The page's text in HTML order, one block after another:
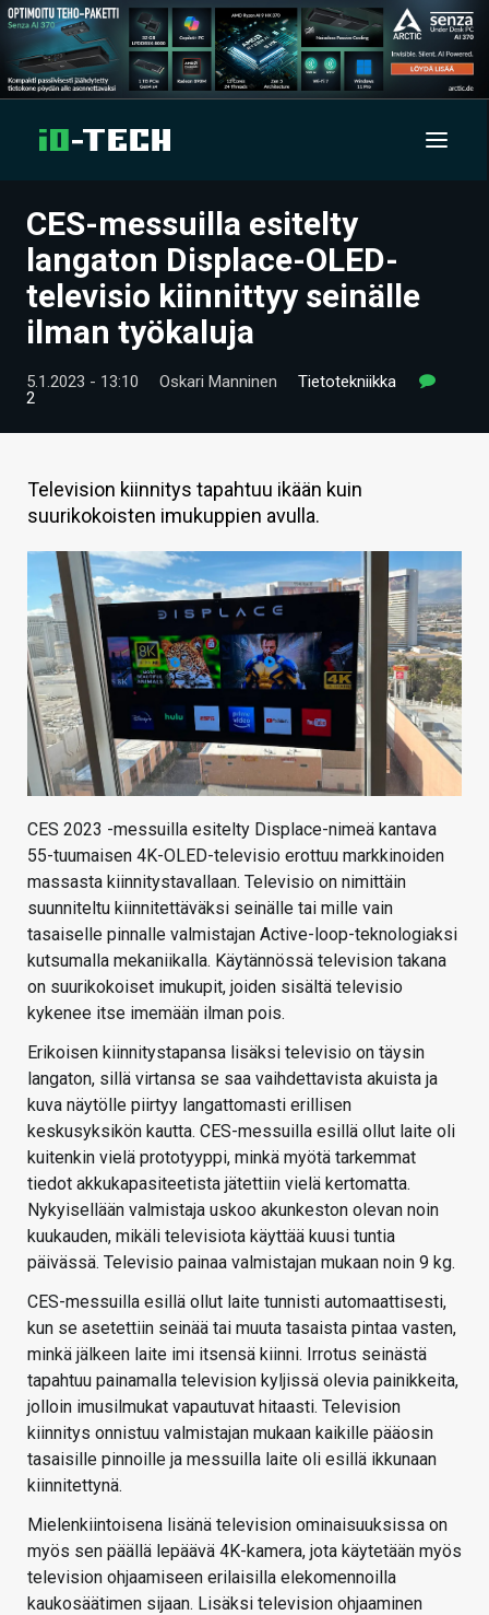
UUTISET
ARTIKKELIT
VIDEOT
TECHBBS
KAUPPA
VAIHDA TEEMA
HAKU
CES-messuilla esitelty
langaton Displace-OLED-
televisio kiinnittyy seinälle
ilman työkaluja
5.1.2023 - 13:10 Oskari Manninen
Tietotekniikka
2
Television kiinnitys tapahtuu ikään kuin
suurikokoisten imukuppien avulla.
CES 2023 -messuilla esitelty Displace-nimeä kantava
55-tuumaisen 4K-OLED-televisio erottuu markkinoiden
massasta kiinnitystavallaan. Televisio on nimittäin
suunniteltu kiinnitettäväksi seinälle tai mille vain
tasaiselle pinnalle valmistajan Active-loop-teknologiaksi
kutsumalla mekaniikalla. Käytännössä television takana
on suurikokoiset imukupit, joiden sisältä televisio
kykenee itse imemään ilman pois.
Erikoisen kiinnitystapansa lisäksi televisio on täysin
langaton, sillä virtansa se saa vaihdettavista akuista ja
kuva näytölle piirtyy langattomasti erillisen
keskusyksikön kautta. CES-messuilla esillä ollut laite oli
kuitenkin vielä prototyyppi, minkä myötä tarkemmat
tiedot akkukapasiteetista jätettiin vielä kertomatta.
Nykyisellään valmistaja uskoo akunkeston olevan noin
kuukauden, mikäli televisiota käyttää kuusi tuntia
päivässä. Televisio painaa valmistajan mukaan noin 9 kg.
CES-messuilla esillä ollut laite tunnisti automaattisesti,
kun se asetettiin seinää tai muuta tasaista pintaa vasten,
minkä jälkeen laite imi itsensä kiinni. Irrotus seinästä
tapahtuu painamalla television kyljissä olevia painikkeita,
jolloin imusilmukat vapautuvat hitaasti. Television
kiinnitys onnistuu valmistajan mukaan kaikille pääosin
tasaisille pinnoille ja messuilla laite oli esillä ikkunaan
kiinnitettynä.
Mielenkiintoisena lisänä television ominaisuuksissa on
myös sen päällä lepäävä 4K-kamera, jota käytetään myös
television ohjaamiseen erilaisilla elekomennoilla
kaukosäätimen sijaan. Lisäksi television ohjaaminen